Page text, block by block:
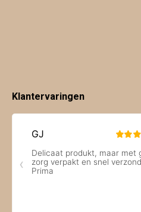
Klantervaringen